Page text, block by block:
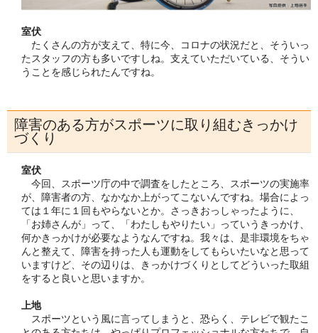
室伏
たくさんの方が支えて、特に今、コロナの状況だと、そういっ
たスタッフの方も多いですしね。支えていただいている、そうい
うことを感じられたんですね。
障害のある方がスポーツに取り組むきっかけ
づくり
室伏
今回、スポーツ庁の中で調査をしたところ、スポーツの実施率
が、障害者の方、なかなか上がってこないんですね。場合によっ
ては１年に１回もやらないとか。さっきおっしゃったように、
「お姉さんが」って、「わたしもやりたい」っていうきっかけ、
何かきっかけが必要なようなんですね。我々は、是非環境をちゃ
んと整えて、障害を持った人も運動をしてもらいたいなと思って
いますけど、その辺りは、きっかけづくりとしてどういった取組
をすると良いと思いますか。
上地
スポーツという風に言ってしまうと、恐らく、テレビで観たこ